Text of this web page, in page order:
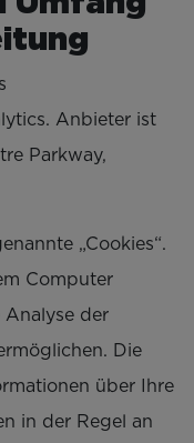
Anbieter ist
Parkway,
„Cookies“.
Computer
der
Die
über Ihre
in der Regel an